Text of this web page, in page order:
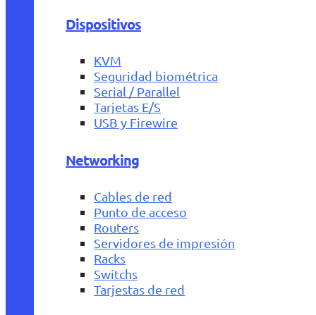
Dispositivos
KVM
Seguridad biométrica
Serial / Parallel
Tarjetas E/S
USB y Firewire
Networking
Cables de red
Punto de acceso
Routers
Servidores de impresión
Racks
Switchs
Tarjestas de red